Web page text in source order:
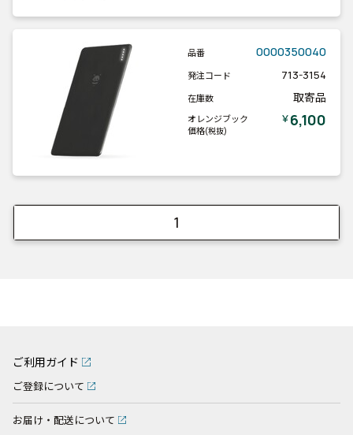
品番 0000350040
発注コード 713-3154
在庫数 取寄品
オレンジブック
価格(税抜)
￥6,100
1
ご利用ガイド
ご登録について
お届け・配送について